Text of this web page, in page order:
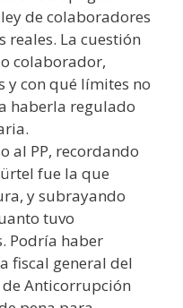
de colaboradores
reales. La cuestión
colaborador,
y con qué límites no
haberla regulado
al PP, recordando
fue la que
y subrayando
tuvo
Podría haber
fiscal general del
Anticorrupción